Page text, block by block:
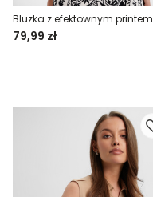
Bluzka z efektownym printem
79,99 zł